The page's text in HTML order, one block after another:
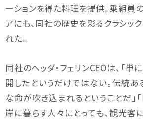
ーションを得た料理を提供。乗組員
アにも、同社の歴史を彩るクラシッ
れた。
同社のヘッダ・フェリンCEOは、「
開したというだけではない。伝統
な命が吹き込まれるということだ」
岸に暮らす人々にとっても、観光客